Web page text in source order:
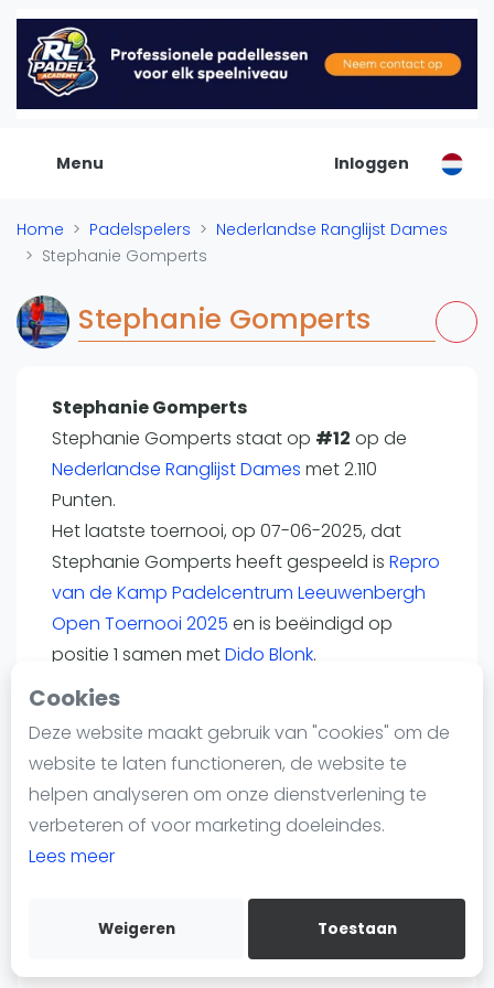
Cookies
Deze website maakt gebruik van "cookies" om de
website te laten functioneren, de website te
helpen analyseren om onze dienstverlening te
verbeteren of voor marketing doeleindes.
Lees meer
Weigeren Toestaan
Menu
De Padel Gids
Alle padel locaties
Padelwinkels
Organisatie
Banenbouwers
Overige categorien
Reserveringssystemen
Padelscholen
Laatste updates
Padel
Forum
Nieuws
Blog artikelen
Vragen over padel
Padelgear
Overige
Informatie
Over ons
Contact
Adverteren
Insights
WhatsApp
Join WhatsApp Community
Inloggen
Home Padelspelers
Nederlandse Ranglijst Dames
Stephanie Gomperts
Stephanie Gomperts
Stephanie Gomperts
Stephanie Gomperts staat op #12 op de
Nederlandse Ranglijst Dames met 2.110
Punten.
Het laatste toernooi, op 07-06-2025, dat
Stephanie Gomperts heeft gespeeld is Repro
van de Kamp Padelcentrum Leeuwenbergh
Open Toernooi 2025 en is beëindigd op
positie 1 samen metDido Blonk.
@mastergomp
@stephaniegomperts
FIP profiel
Toernooi.nl
Blonk
Partner
Speelpositie